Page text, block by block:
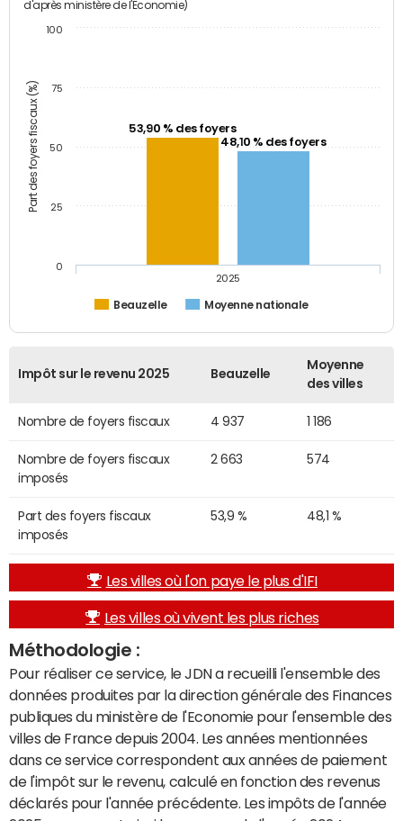
Part des foyers fiscaux (%)
d'après ministère de l'Economie)
53,90 % des foyers
48,10 % des foyers
Beauzelle Moyenne nationale
2025
0
25
50
75
100
Impôt sur le revenu 2025 Beauzelle
Moyenne
des villes
Nombre de foyers fiscaux 4 937 1 186
Nombre de foyers fiscaux
imposés
2 663 574
Part des foyers fiscaux
imposés
53,9 % 48,1 %
Les villes où l'on paye le plus d'IFI
Les villes où vivent les plus riches
Méthodologie :
Pour réaliser ce service, le JDN a recueilli l'ensemble des
données produites par la direction générale des Finances
publiques du ministère de l'Economie pour l'ensemble des
villes de France depuis 2004. Les années mentionnées
dans ce service correspondent aux années de paiement
de l'impôt sur le revenu, calculé en fonction des revenus
déclarés pour l'année précédente. Les impôts de l'année